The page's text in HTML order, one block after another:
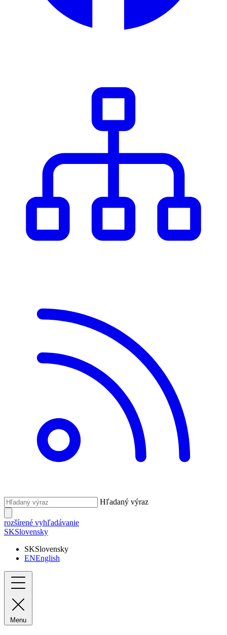
Hľadaný výraz
rozšírené vyhľadávanie
SKSlovensky
SKSlovensky
ENEnglish
Menu